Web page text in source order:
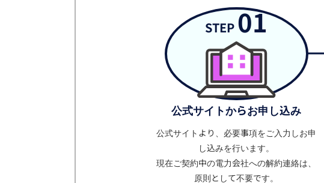
STEP01
公式サイトからお申し込み
公式サイトより、必要事項をご入力しお申
し込みを行います。
現在ご契約中の電力会社への解約連絡は、
原則として不要です。